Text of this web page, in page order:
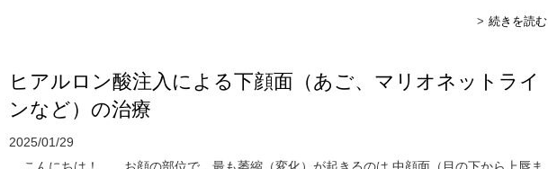
続きを読む
ヒアルロン酸注入による下顔面（あご、マリオネットライ
ンなど）の治療
2025/01/29
こんにちは！ お顔の部位で、最も萎縮（変化）が起きるのは 中顔面（目の下から上唇ま